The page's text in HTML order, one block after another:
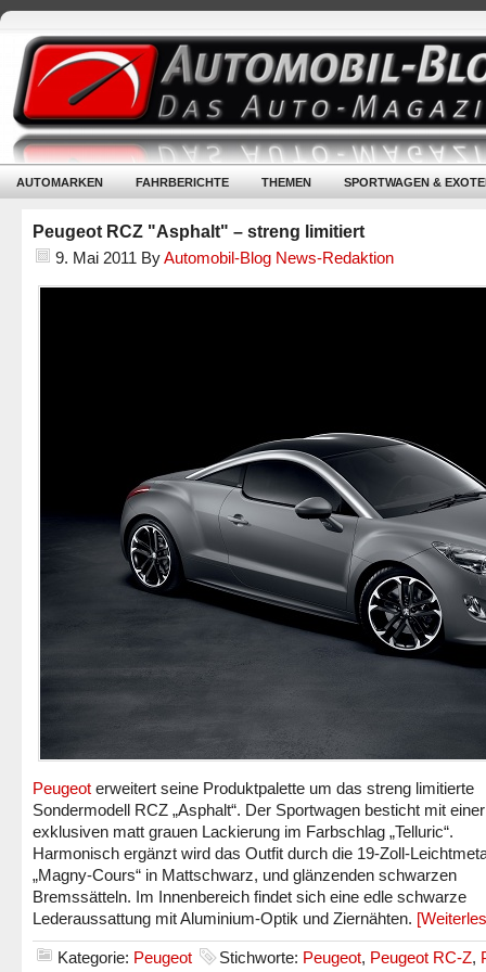
AUTOMARKEN FAHRBERICHTE THEMEN SPORTWAGEN &
Peugeot RCZ "Asphalt" – streng limitiert
9. Mai 2011 ByAutomobil-Blog News-Redaktion
Peugeot erweitert seine Produktpalette um das streng limitierte
Sondermodell RCZ „Asphalt“. Der Sportwagen besticht mit einer
exklusiven matt grauen Lackierung im Farbschlag „Telluric“.
Harmonisch ergänzt wird das Outfit durch die 19-Zoll-
„Magny-Cours“ in Mattschwarz, und glänzenden schwarzen
Bremssätteln. Im Innenbereich findet sich eine edle schwarze
Lederaussattung mit Aluminium-Optik und Ziernähten.
Kategorie: Peugeot Stichworte: Peugeot, Peugeot RC-Z,